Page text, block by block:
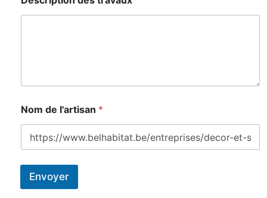
Nom de l'artisan *
Envoyer